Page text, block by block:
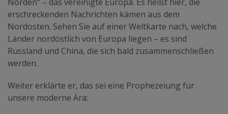
erschreckenden Nachrichten kämen aus dem
Nordosten. Sehen Sie auf einer Weltkarte nach, welche
Länder nordöstlich von Europa liegen – es sind
Russland und China, die sich bald zusammenschließen
werden.
Weiter erklärte er, das sei eine Prophezeiung für
unsere moderne Ära: